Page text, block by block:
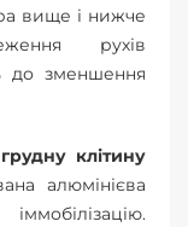
вище і нижче
рухів
до зменшення
клітину
алюмінієва